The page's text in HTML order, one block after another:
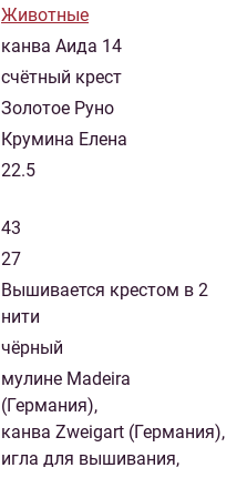
Животные
канва Аида 14
счётный крест
Золотое Руно
Крумина Елена
22.5
43
27
Вышивается крестом в 2
нити
чёрный
мулине Madeira
(Германия),
канва Zweigart (Германия),
игла для вышивания,